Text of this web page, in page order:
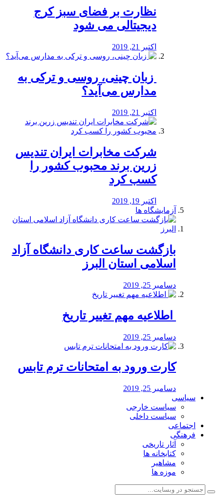
نظارت بر فضای سبز کرج
دیجیتالی می شود
اکتبر 21, 2019
️ زبان چینی، روسی و ترکی به
مدارس می‌آید؟
اکتبر 21, 2019
شرکت مخابرات ایران تندیس
زرین برند محبوب کشور را
کسب کرد
اکتبر 19, 2019
آزمایشگاه ها
بازگشت ساعت کاری دانشگاه آزاد
اسلامی استان البرز
دسامبر 25, 2019
️ اطلاعیه مهم تغییر تاریخ
دسامبر 25, 2019
کارت ورود به امتحانات ترم تابس
دسامبر 25, 2019
سیاسی
سیاست خارجی
سیاست داخلی
اجتماعی
فرهنگی
آثار تاریخی
کتابخانه ها
مشاهیر
موزه ها